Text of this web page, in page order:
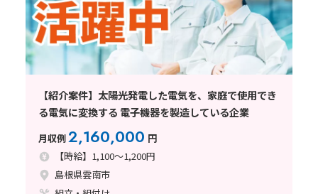
【紹介案件】太陽光発電した電気を、家庭で使用でき
る電気に変換する 電子機器を製造している企業
月収例2,160,000 円
【時給】1,100～1,200円
島根県雲南市